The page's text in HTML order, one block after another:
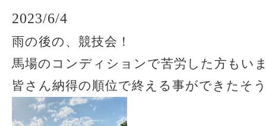
2023/6/4
雨の後の、競技会！
馬場のコンディションで苦労した方もい
皆さん納得の順位で終える事ができたそ